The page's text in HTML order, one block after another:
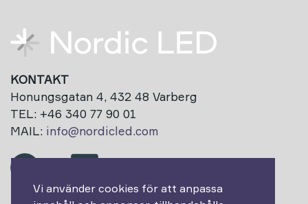
Vi använder cookies för att anpassa
KONTAKT
Honungsgatan 4, 432 48 Varberg
TEL: +46 340 77 90 01
MAIL: info@nordicled.com